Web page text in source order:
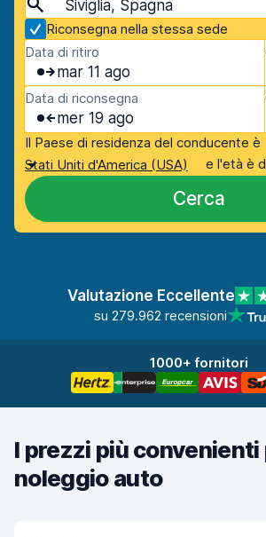
Siviglia, Spagna
Riconsegna nella stessa sede
Data di ritiro
mar 11 ago
Data di riconsegna
mer 19 ago
Il Paese di residenza del conducente è
Stati Uniti d'America (USA)
e l'età è
Cerca
Valutazione Eccellente
su 279.962 recensioni
1000+ fornitori
I prezzi più convenienti
noleggio auto